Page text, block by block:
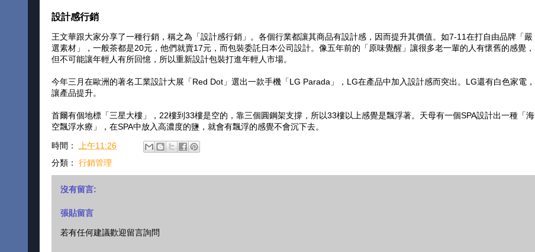
設計感行銷
王文華跟大家分享了一種行銷，稱之為「設計感行銷」。各個行業都讓其商品有設計感，因而提升其價值。如7-11在打自由品牌「嚴
選素材」，一般茶都是20元，他們就賣17元，而包裝委託日本公司設計。像五年前的「原味覺醒」讓很多老一輩的人有懷舊的感覺，
但不可能讓年輕人有所回憶，所以重新設計包裝打進年輕人市場。
今年三月在歐洲的著名工業設計大展「Red Dot」選出一款手機「LG Parada」，LG在產品中加入設計感而突出。LG還有白色家電，
讓產品提升。
首爾有個地標「三星大樓」，22樓到33樓是空的，靠三個圓鋼架支撐，所以33樓以上感覺是飄浮著。天母有一個SPA設計出一種「海
空飄浮水療」，在SPA中放入高濃度的鹽，就會有飄浮的感覺不會沉下去。
時間： 上午11:26
分類： 行銷管理
沒有留言:
張貼留言
若有任何建議歡迎留言詢問